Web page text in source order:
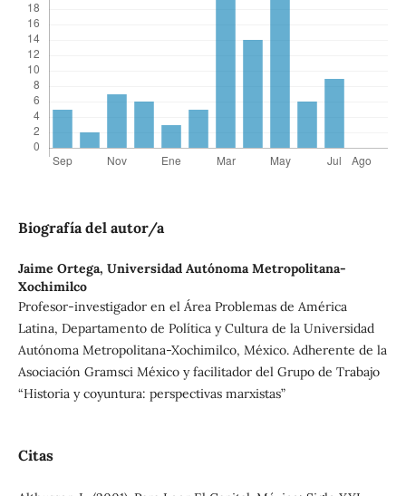
Biografía del autor/a
Jaime Ortega, Universidad Autónoma Metropolitana-
Xochimilco
Profesor-investigador en el Área Problemas de América
Latina, Departamento de Política y Cultura de la Universidad
Autónoma Metropolitana-Xochimilco, México. Adherente de la
Asociación Gramsci México y facilitador del Grupo de Trabajo
“Historia y coyuntura: perspectivas marxistas”
Citas